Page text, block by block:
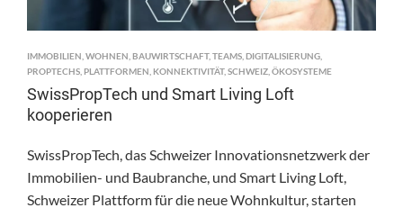
IMMOBILIEN WOHNEN BAUWIRTSCHAFT, TEAMS DIGITALISIERUNG
PROPTECHS PLATTFORMEN KONNEKTIVITÄT, SCHWEIZ ÖKOSYSTEME
SwissPropTech und Smart Living Loft
kooperieren
SwissPropTech, das Schweizer Innovationsnetzwerk der
Immobilien- und Baubranche, und Smart Living Loft,
Schweizer Plattform für die neue Wohnkultur, starten